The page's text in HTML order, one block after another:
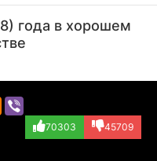
(лекарь)
года в хорошем
70303 45709